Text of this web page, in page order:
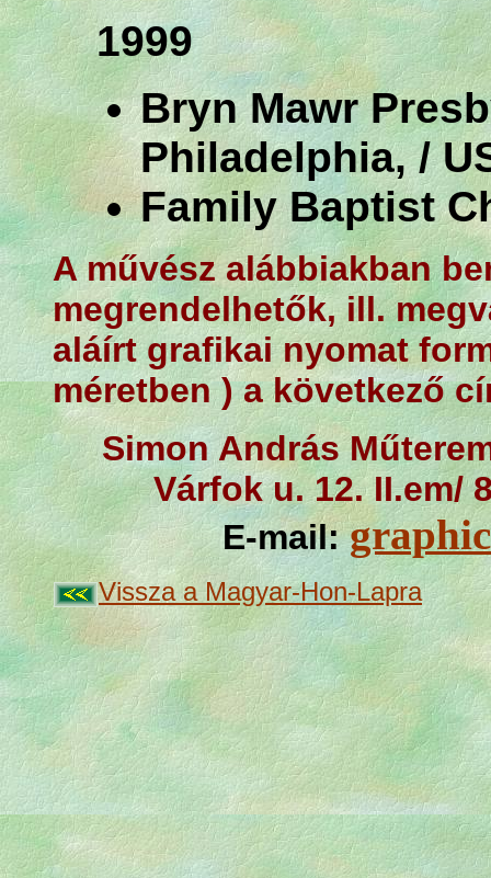
1999
Bryn Mawr
Philadelphia, /
Family Baptist
A művész alábbiakban
megrendelhetők, ill.
aláírt grafikai nyomat
méretben ) a következő
Simon András
Várfok u. 12. II.em/
E-mail:
Vissza a Magyar-Hon-Lapra